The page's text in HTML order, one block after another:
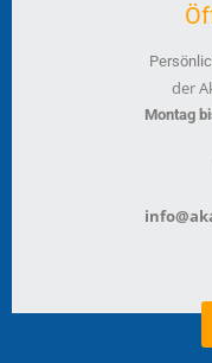
der
Montag